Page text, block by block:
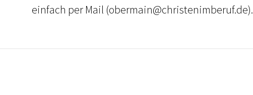
einfach per Mail (obermain@christenimberuf.de).